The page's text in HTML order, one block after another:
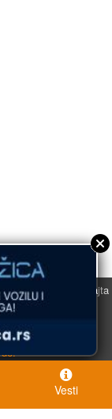
Korišćenjem sajta
Vesti